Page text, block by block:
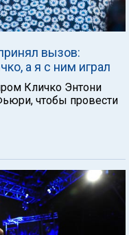
вызов:
а я с ним играл
Кличко Энтони
чтобы провести